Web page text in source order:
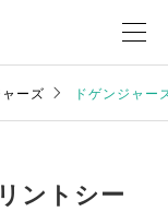
ャーズ ドゲンジャー
ントシー